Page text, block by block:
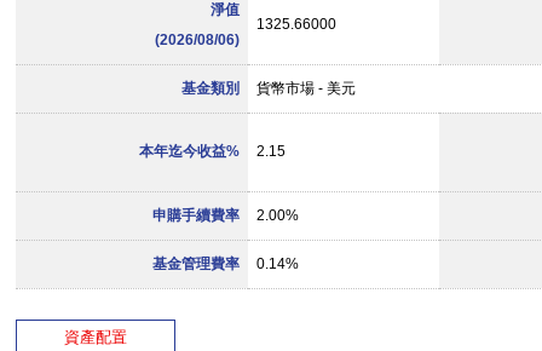
淨值
(2026/08/06)
1325.66000
基金類別 貨幣市場 - 美元
本年迄今收益% 2.15
申購手續費率 2.00%
基金管理費率 0.14%
資產配置